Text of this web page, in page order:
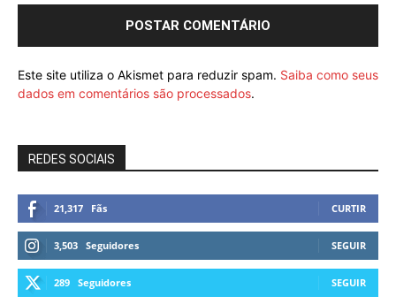
Este site utiliza o Akismet para reduzir spam. Saiba como seus
dados em comentários são processados.
REDES SOCIAIS
21,317 Fãs CURTIR
3,503 Seguidores SEGUIR
289 Seguidores SEGUIR